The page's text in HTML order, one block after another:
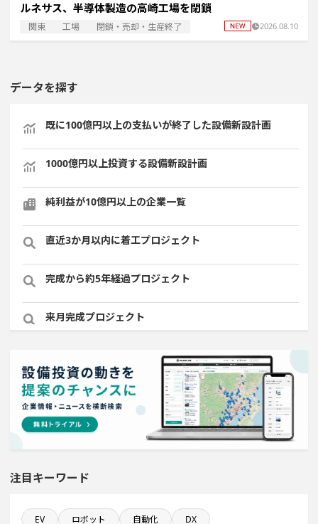
ルネサス、半導体製造の高崎工場を閉鎖
関東 工場 閉鎖・売却・生産終了 2026.08.10
データを探す
既に100億円以上の支払いが終了した設備新設計画
1000億円以上投資する設備新設計画
純利益が10億円以上の企業一覧
直近3か月以内に着工プロジェクト
完成から約5年経過プロジェクト
来月完成プロジェクト
従業員数が100人以上の企業一覧
新規雇用者数100名以上プロジェクト
稼働から約5年経過プロジェクト
食品関連工場のプロジェクト
直近3か月以内に着手する設備新設計画
注目キーワード
EV ロボット 自動化 DX